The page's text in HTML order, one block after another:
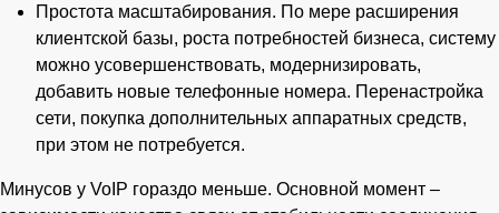
Простота масштабирования. По мере расширения
клиентской базы, роста потребностей бизнеса, систему
можно усовершенствовать, модернизировать,
добавить новые телефонные номера. Перенастройка
сети, покупка дополнительных аппаратных средств,
при этом не потребуется.
Минусов у VoIP гораздо меньше. Основной момент –